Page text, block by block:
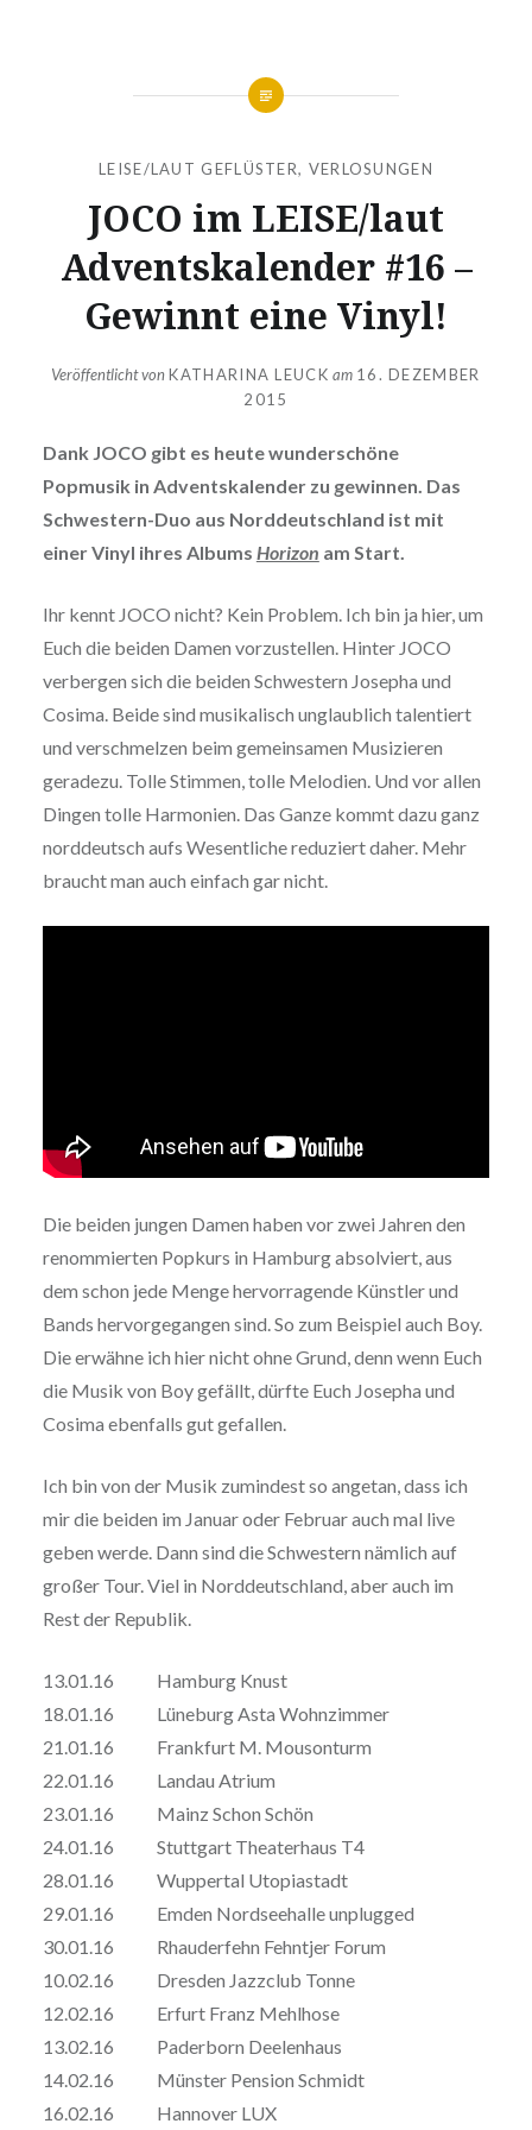
LEISE/LAUT GEFLÜSTER, VERLOSUNGEN
JOCO im LEISE/laut
Adventskalender #16 –
Gewinnt eine Vinyl!
Veröffentlicht vonKATHARINA LEUCK am 16. DEZEMBER
2015
Dank JOCO gibt es heute wunderschöne
Popmusik in Adventskalender zu gewinnen. Das
Schwestern-Duo aus Norddeutschland ist mit
einer Vinyl ihres Albums Horizon am Start.
Ihr kennt JOCO nicht? Kein Problem. Ich bin ja hier, um
Euch die beiden Damen vorzustellen. Hinter JOCO
verbergen sich die beiden Schwestern Josepha und
Cosima. Beide sind musikalisch unglaublich talentiert
und verschmelzen beim gemeinsamen Musizieren
geradezu. Tolle Stimmen, tolle Melodien. Und vor allen
Dingen tolle Harmonien. Das Ganze kommt dazu ganz
norddeutsch aufs Wesentliche reduziert daher. Mehr
braucht man auch einfach gar nicht.
Die beiden jungen Damen haben vor zwei Jahren den
renommierten Popkurs in Hamburg absolviert, aus
dem schon jede Menge hervorragende Künstler und
Bands hervorgegangen sind. So zum Beispiel auch Boy.
Die erwähne ich hier nicht ohne Grund, denn wenn Euch
die Musik von Boy gefällt, dürfte Euch Josepha und
Cosima ebenfalls gut gefallen.
Ich bin von der Musik zumindest so angetan, dass ich
mir die beiden im Januar oder Februar auch mal live
geben werde. Dann sind die Schwestern nämlich auf
großer Tour. Viel in Norddeutschland, aber auch im
Rest der Republik.
13.01.16 Hamburg Knust
18.01.16 Lüneburg Asta Wohnzimmer
21.01.16 Frankfurt M. Mousonturm
22.01.16 Landau Atrium
23.01.16 Mainz Schon Schön
24.01.16 Stuttgart Theaterhaus T4
28.01.16 Wuppertal Utopiastadt
29.01.16 Emden Nordseehalle unplugged
30.01.16 Rhauderfehn Fehntjer Forum
10.02.16 Dresden Jazzclub Tonne
12.02.16 Erfurt Franz Mehlhose
13.02.16 Paderborn Deelenhaus
14.02.16 Münster Pension Schmidt
16.02.16 Hannover LUX